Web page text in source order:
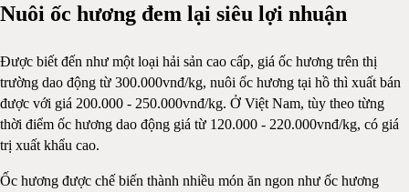
Nuôi ốc hương đem lại siêu lợi nhuận
Được biết đến như một loại hải sản cao cấp, giá ốc hương trên thị
trường dao động từ 300.000vnđ/kg, nuôi ốc hương tại hồ thì xuất bán
được với giá 200.000 - 250.000vnđ/kg. Ở Việt Nam, tùy theo từng
thời điểm ốc hương dao động giá từ 120.000 - 220.000vnđ/kg, có giá
trị xuất khẩu cao.
Ốc hương được chế biến thành nhiều món ăn ngon như ốc hương